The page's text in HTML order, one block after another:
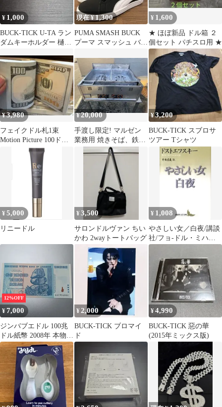
¥ 1,000
BUCK-TICK U-TA ラン
ダムキーホルダー 樋口
現在 ¥1,300
PUMA SMASH BUCK
プーマ スマッシュ バッ
¥ 1,600
★ ほぼ新品 ドル箱 ２
個セット パチスロ用 ★
¥3,980
フェイクドル札1束
Motion Picture 100ドル
札 レプリカ
¥20,000
手渡し限定! マルゼン
業務用 焼きそば、鉄板
焼きグリドルLPガス 2
連式台座のみ
¥3,200
BUCK-TICK スブロサ
ツアー Tシャツ
¥5,000
リニードル
¥3,500
サロンドルヴァン ちい
かわ 2wayトートバッグ
¥ 1,008
やさしい女／白夜/講談
社/フョ-ドル・ミハイ
ロヴィチ・ドストエフ
ス（文庫）
12%OFF
¥7,000
ジンバブエドル 100兆
ドル紙幣 2008年 本物保
証
¥2,000
BUCK-TICK ブロマイ
ド
¥4,990
BUCK-TICK 惡の華
(2015年ミックス版)